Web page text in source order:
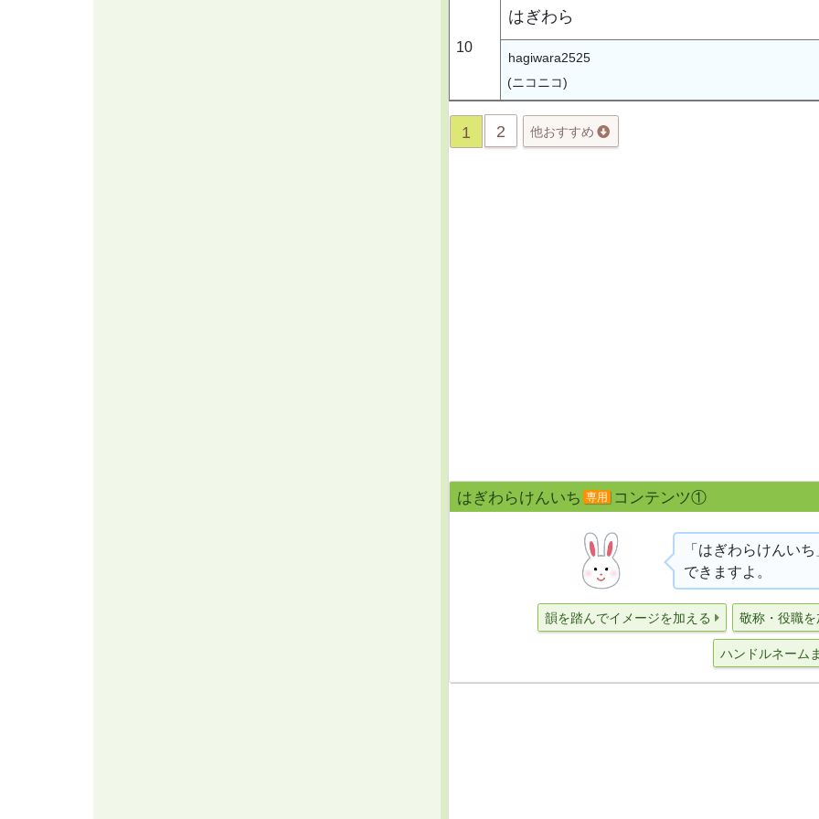
10
はぎわら
hagiwara2525
(ニコニコ)
1 2 他おすすめ
はぎわらけんいち 専用 コンテンツ①
「はぎわらけんい
できますよ。
韻を踏んでイメージを加える 敬称・役職を
ハンドルネーム